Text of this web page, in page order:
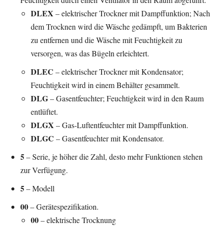
DLEX – elektrischer Trockner mit Dampffunktion; Nach
dem Trocknen wird die Wäsche gedämpft, um Bakterien
zu entfernen und die Wäsche mit Feuchtigkeit zu
versorgen, was das Bügeln erleichtert.
DLEC – elektrischer Trockner mit Kondensator;
Feuchtigkeit wird in einem Behälter gesammelt.
DLG– Gasentfeuchter; Feuchtigkeit wird in den Raum
entlüftet.
DLGX – Gas-Luftentfeuchter mit Dampffunktion.
DLGC – Gasentfeuchter mit Kondensator.
5– Serie, je höher die Zahl, desto mehr Funktionen stehen
zur Verfügung.
5– Modell
00– Gerätespezifikation.
00– elektrische Trocknung